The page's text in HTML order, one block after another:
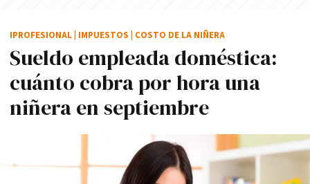
Sueldo empleada doméstica:
cuánto cobra por hora una
niñera en septiembre
IPROFESIONAL IMPUESTOS COSTO DE LA NIÑERA